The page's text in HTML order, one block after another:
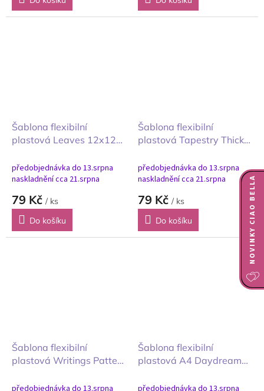
Šablona flexibilní
plastová Leaves 12x12
předobjednávka do 13.srpna
naskladnění cca 21.srpna
79 Kč / ks
Do košíku
Šablona flexibilní
plastová Tapestry Thick
předobjednávka do 13.srpna
naskladnění cca 21.srpna
79 Kč / ks
Do košíku
Šablona flexibilní
plastová Writings Pattern
předobjednávka do 13.srpna
Šablona flexibilní
plastová A4 Daydream
předobjednávka do 13.srpna
NOVINKY CIAO BELLA